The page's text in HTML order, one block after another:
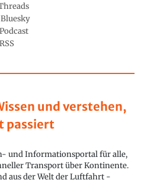
und verstehen,
passiert
und Informationsportal für alle,
Transport über Kontinente.
aus der Welt der Luftfahrt -
Bluesky
Podcast
RSS